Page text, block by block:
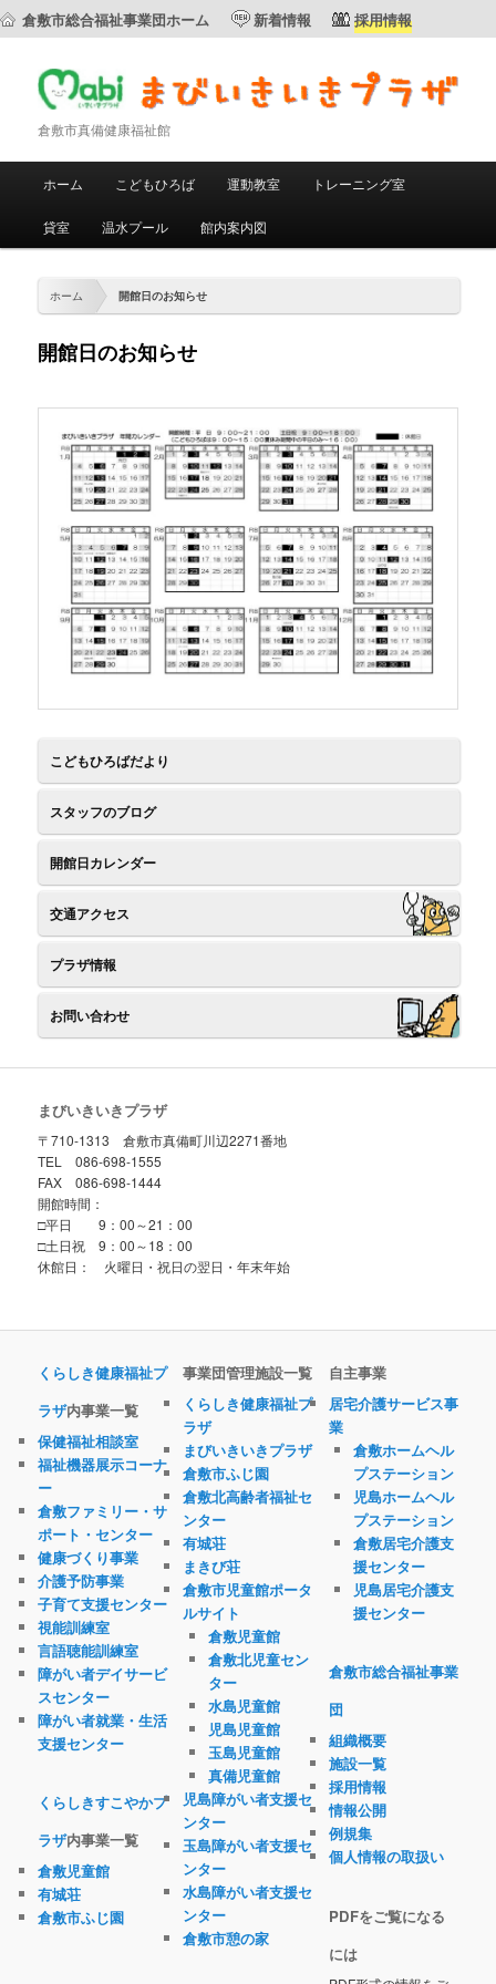
倉敷市総合福祉事業団ホーム 新着情報 採用情報
倉敷市真備健康福祉館
メ
メ
イ
移
サ
ブ
動
ホーム こどもひろば 運動教室 トレーニング室
貸室 温水プール 館内案内図
ホーム 開館日のお知らせ
開館日のお知らせ
こどもひろばだより
スタッフのブログ
開館日カレンダー
交通アクセス
プラザ情報
お問い合わせ
まびいきいきプラザ
〒710-1313 倉敷市真備町川辺2271番地
TEL 086-698-1555
FAX 086-698-1444
開館時間：
□平日 9：00～21：00
□土日祝 9：00～18：00
休館日： 火曜日・祝日の翌日・年末年始
くらしき健康福祉プ
ラザ内事業一覧
保健福祉相談室
福祉機器展示コーナ
ー
倉敷ファミリー・サ
ポート・センター
健康づくり事業
介護予防事業
子育て支援センター
視能訓練室
言語聴能訓練室
障がい者デイサービ
スセンター
障がい者就業・生活
支援センター
くらしきすこやかプ
ラザ内事業一覧
倉敷児童館
有城荘
倉敷市ふじ園
事業団管理施設一覧
くらしき健康福祉プ
ラザ
まびいきいきプラザ
倉敷市ふじ園
倉敷北高齢者福祉セ
ンター
有城荘
まきび荘
倉敷市児童館ポータ
ルサイト
倉敷児童館
倉敷北児童セン
ター
水島児童館
児島児童館
玉島児童館
真備児童館
児島障がい者支援セ
ンター
玉島障がい者支援セ
ンター
水島障がい者支援セ
ンター
倉敷市憩の家
自主事業
居宅介護サービス事
業
倉敷ホームヘル
プステーション
児島ホームヘル
プステーション
倉敷居宅介護支
援センター
児島居宅介護支
援センター
倉敷市総合福祉事業
団
組織概要
施設一覧
採用情報
情報公開
例規集
個人情報の取扱い
PDFをご覧になる
には